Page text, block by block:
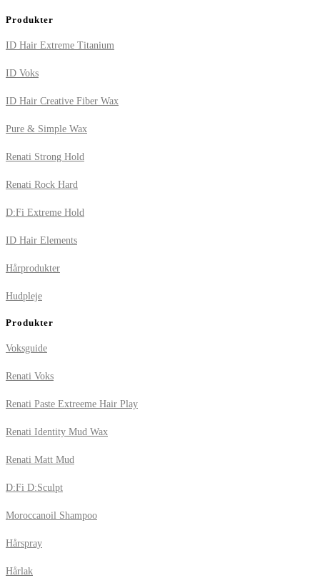
Produkter
ID Hair Extreme Titanium
ID Voks
ID Hair Creative Fiber Wax
Pure & Simple Wax
Renati Strong Hold
Renati Rock Hard
D:Fi Extreme Hold
ID Hair Elements
Hårprodukter
Hudpleje
Produkter
Voksguide
Renati Voks
Renati Paste Extreeme Hair Play
Renati Identity Mud Wax
Renati Matt Mud
D:Fi D:Sculpt
Moroccanoil Shampoo
Hårspray
Hårlak